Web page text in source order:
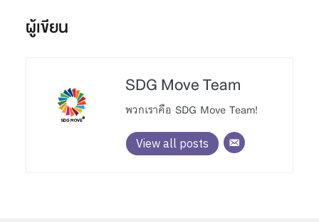
ผู้เขียน
SDG Move Team
พวกเราคือ SDG Move Team!
View all posts